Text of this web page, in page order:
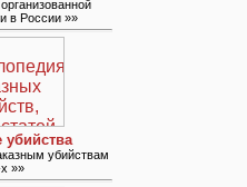
в России »»
убийства
убийствам
»»